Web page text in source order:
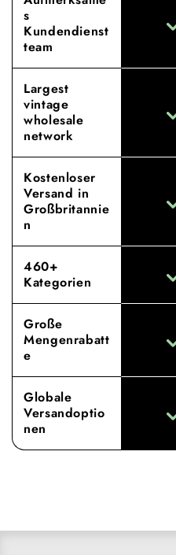
s
Kundendienst
team
Largest
vintage
wholesale
network
Kostenloser
Versand in
Großbritannie
n
460+
Kategorien
Große
Mengenrabatt
e
Globale
Versandoptio
nen